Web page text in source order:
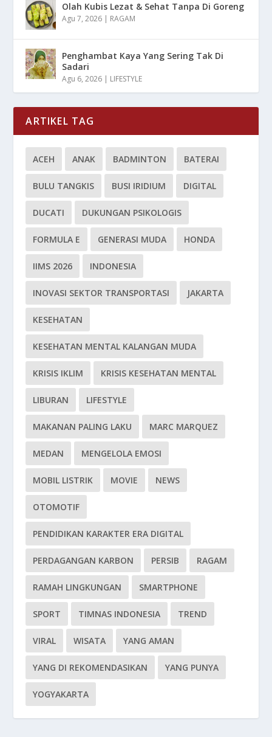
Olah Kubis Lezat & Sehat Tanpa Di Goreng
Agu 7, 2026 | RAGAM
Penghambat Kaya Yang Sering Tak Di
Sadari
Agu 6, 2026 | LIFESTYLE
ARTIKEL TAG
ACEH ANAK BADMINTON BATERAI
BULU TANGKIS BUSI IRIDIUM DIGITAL
DUCATI DUKUNGAN PSIKOLOGIS
FORMULA E GENERASI MUDA HONDA
IIMS 2026 INDONESIA
INOVASI SEKTOR TRANSPORTASI JAKARTA
KESEHATAN
KESEHATAN MENTAL KALANGAN MUDA
KRISIS IKLIM KRISIS KESEHATAN MENTAL
LIBURAN LIFESTYLE
MAKANAN PALING LAKU MARC MARQUEZ
MEDAN MENGELOLA EMOSI
MOBIL LISTRIK MOVIE NEWS
OTOMOTIF
PENDIDIKAN KARAKTER ERA DIGITAL
PERDAGANGAN KARBON PERSIB RAGAM
RAMAH LINGKUNGAN SMARTPHONE
SPORT TIMNAS INDONESIA TREND
VIRAL WISATA YANG AMAN
YANG DI REKOMENDASIKAN YANG PUNYA
YOGYAKARTA